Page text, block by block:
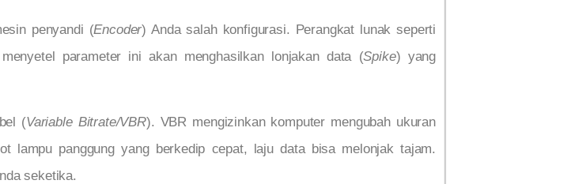
penyandi (Encoder) Anda salah konfigurasi. Perangkat lunak seperti
parameter ini akan menghasilkan lonjakan data (Spike) yang
(Variable Bitrate/VBR). VBR mengizinkan komputer mengubah ukuran
lampu panggung yang berkedip cepat, laju data bisa melonjak tajam.
seketika.